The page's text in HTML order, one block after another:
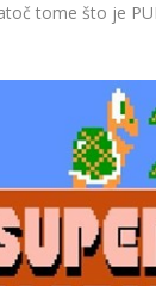
tome što je